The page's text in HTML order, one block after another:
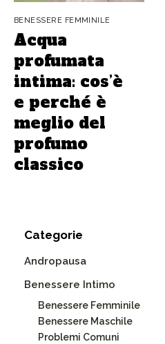
BENESSERE FEMMINILE
Acqua
profumata
intima: cos’è
e perché è
meglio del
profumo
classico
Categorie
Andropausa
Benessere Intimo
Benessere Femminile
Benessere Maschile
Problemi Comuni